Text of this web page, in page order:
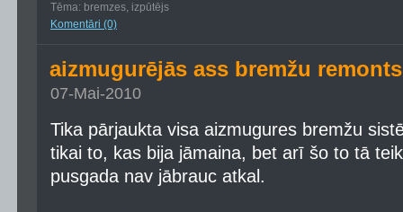
Tēma: bremzes, izpūtējs
Komentāri (0)
aizmugurējās ass bremžu
07-Mai-2010
Tika pārjaukta visa aizmugures bremžu
tikai to, kas bija jāmaina, bet arī šo to tā
pusgada nav jābrauc atkal.